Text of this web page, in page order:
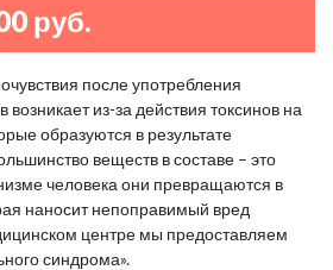
руб.
после употребления
возникает из-за действия токсинов на
образуются в результате
веществ в составе – это
человека они превращаются в
наносит непоправимый вред
центре мы предоставляем
синдрома».